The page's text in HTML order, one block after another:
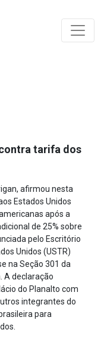
tarifa dos
afirmou nesta
Estados Unidos
após a
de 25% sobre
pelo Escritório
Unidos (USTR)
na Seção 301 da
A declaração
do Planalto com
integrantes do
para